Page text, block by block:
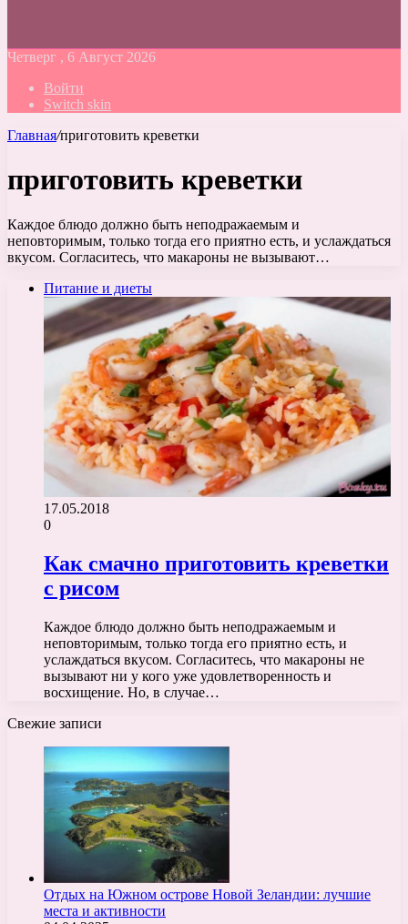
Четверг , 6 Август 2026
Войти
Switch skin
Главная/приготовить креветки
приготовить креветки
Каждое блюдо должно быть неподражаемым и
неповторимым, только тогда его приятно есть, и услаждаться
вкусом. Согласитесь, что макароны не вызывают…
Питание и диеты
17.05.2018
0
Как смачно приготовить креветки
с рисом
Каждое блюдо должно быть неподражаемым и
неповторимым, только тогда его приятно есть, и
услаждаться вкусом. Согласитесь, что макароны не
вызывают ни у кого уже удовлетворенность и
восхищение. Но, в случае…
Свежие записи
Отдых на Южном острове Новой Зеландии: лучшие
места и активности